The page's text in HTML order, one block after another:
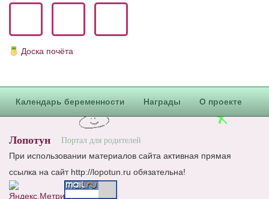
Доска почёта
Календарь беременности Награды О проекте
Лопотун Портал для родителей
При использовании материалов сайта активная прямая
ссылка на сайт http://lopotun.ru обязательна!